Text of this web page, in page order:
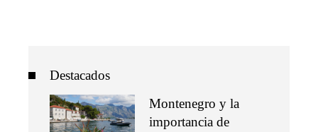
Destacados
Montenegro y la
importancia de